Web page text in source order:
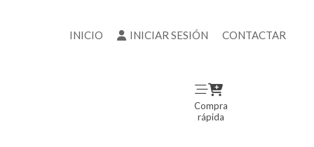
INICIO INICIAR SESIÓN CONTACTAR
Compra
rápida